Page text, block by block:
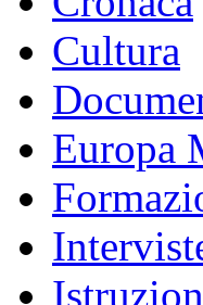
Cultura
Europa